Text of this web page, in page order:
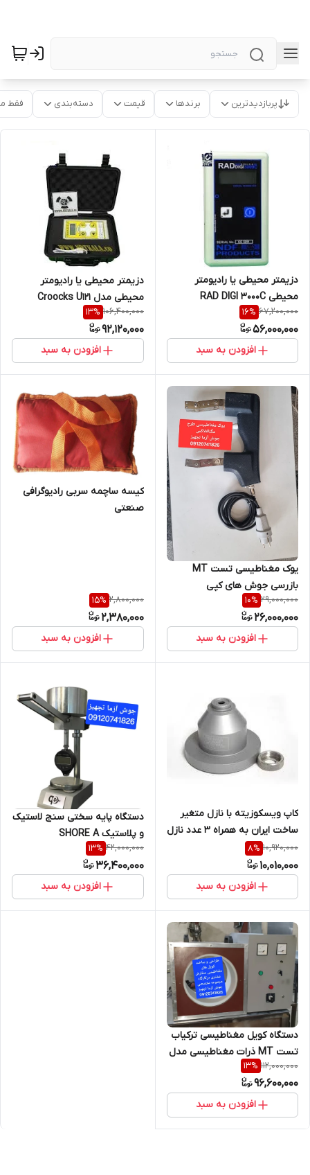
پربازدیدترین برندها قیمت دسته‌بندی فقط
دزیمتر محیطی یا رادیومتر
محیطی RAD DIGI 3000C
پرتوهای ایکس و گاما
67,200,000
16%
56,000,000
افزودن به سبد
دزیمتر محیطی یا رادیومتر
محیطی مدل Croocks U121
106,400,000
13%
92,120,000
افزودن به سبد
یوک مغناطیسی تست MT
بازرسی جوش های کپی
مگنافلاکس انگلستان
29,000,000
10%
26,000,000
افزودن به سبد
کیسه ساچمه سربی رادیوگرافی
صنعتی
2,800,000
15%
2,380,000
افزودن به سبد
کاپ ویسکوزیته با نازل متغیر
ساخت ایران به همراه 3 عدد نازل
2 و 4 و 6
10,920,000
8%
10,010,000
افزودن به سبد
دستگاه پایه سختی سنج لاستیک
و پلاستیک SHORE A
42,000,000
13%
36,400,000
افزودن به سبد
دستگاه کویل مغناطیسی ترکیاب
تست MT ذرات مغناطیسی مدل
AC یا AC/DC سفارش مشتری
112,000,000
13%
96,600,000
افزودن به سبد